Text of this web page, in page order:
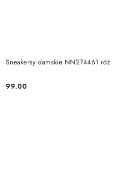
Sneakersy damskie NN274461 róż
Cena:
99.00